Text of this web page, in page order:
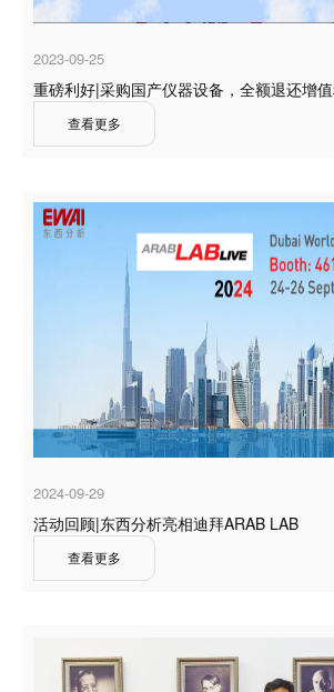
2023-09-25
重磅利好|采购国产仪器设备，全额退还增值
查看更多
2024-09-29
活动回顾|东西分析亮相迪拜ARAB LAB
查看更多